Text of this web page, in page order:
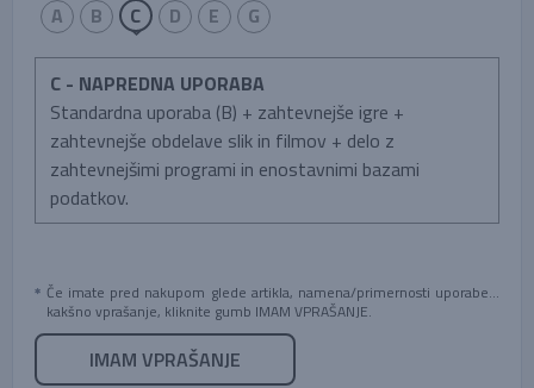
A
B C D E G
C - NAPREDNA UPORABA
Standardna uporaba (B) + zahtevnejše igre +
zahtevnejše obdelave slik in filmov + delo z
zahtevnejšimi programi in enostavnimi bazami
podatkov.
Če imate pred nakupom glede artikla, namena/primernosti uporabe...
kakšno vprašanje, kliknite gumb IMAM VPRAŠANJE.
IMAM VPRAŠANJE